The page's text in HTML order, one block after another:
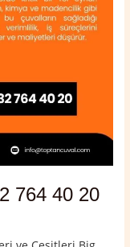
764 40 20